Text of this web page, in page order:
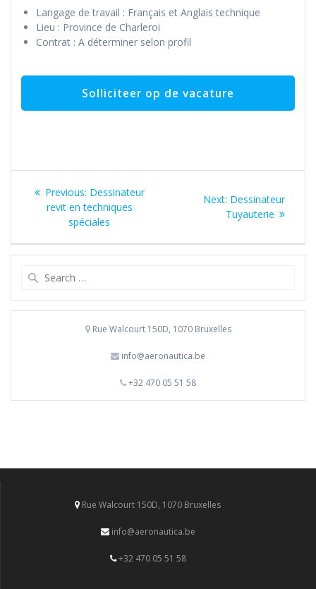
Langage de travail : Français et Anglais technique
Lieu : Province de Charleroi
Contrat : A déterminer selon profil
Bericht
navigatie
Previous: Previous
post:
Dessinateur
revit en techniques
spéciales
Next: Next
post:
Dessinateur
Tuyauterie
Rue Walcourt 150D, 1070 Bruxelles
info@aeronautica.be
+32 470 05 51 58
Rue Walcourt 150D, 1070 Bruxelles
info@aeronautica.be
+32 470 05 51 58